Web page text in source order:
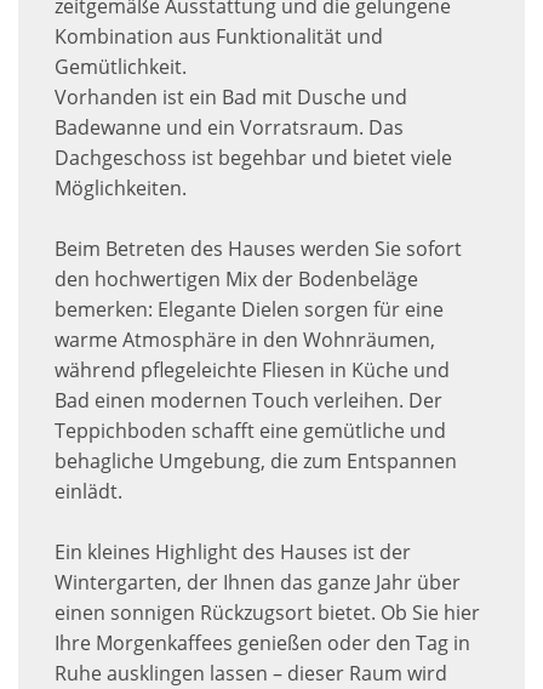
zeitgemäße Ausstattung und die gelungene
Kombination aus Funktionalität und
Gemütlichkeit.
Vorhanden ist ein Bad mit Dusche und
Badewanne und ein Vorratsraum. Das
Dachgeschoss ist begehbar und bietet viele
Möglichkeiten.
Beim Betreten des Hauses werden Sie sofort
den hochwertigen Mix der Bodenbeläge
bemerken: Elegante Dielen sorgen für eine
warme Atmosphäre in den Wohnräumen,
während pflegeleichte Fliesen in Küche und
Bad einen modernen Touch verleihen. Der
Teppichboden schafft eine gemütliche und
behagliche Umgebung, die zum Entspannen
einlädt.
Ein kleines Highlight des Hauses ist der
Wintergarten, der Ihnen das ganze Jahr über
einen sonnigen Rückzugsort bietet. Ob Sie hier
Ihre Morgenkaffees genießen oder den Tag in
Ruhe ausklingen lassen – dieser Raum wird